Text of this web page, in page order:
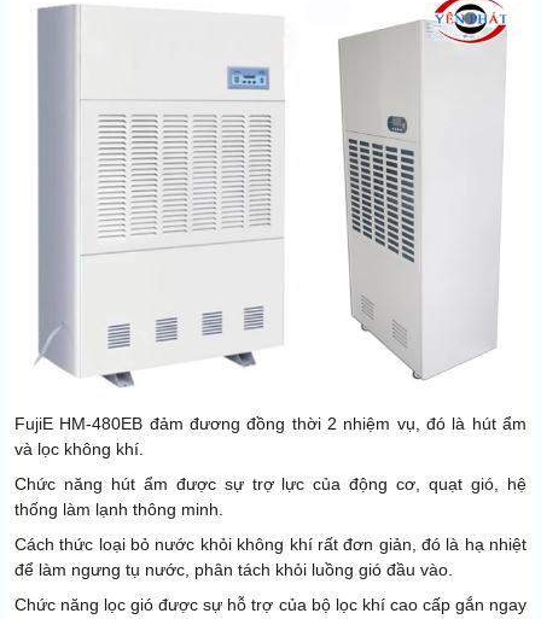
FujiE HM-480EB đảm đương đồng thời 2 nhiệm vụ, đó là hút ẩm
và lọc không khí.
Chức năng hút ẩm được sự trợ lực của động cơ, quạt gió, hệ
thống làm lạnh thông minh.
Cách thức loại bỏ nước khỏi không khí rất đơn giản, đó là hạ nhiệt
để làm ngưng tụ nước, phân tách khỏi luồng gió đầu vào.
Chức năng lọc gió được sự hỗ trợ của bộ lọc khí cao cấp gắn ngay